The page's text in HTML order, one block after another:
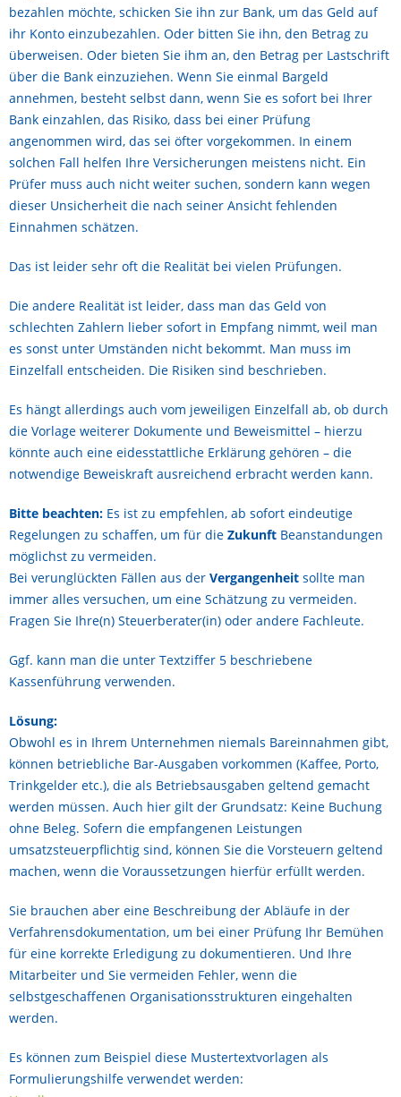
bezahlen möchte, schicken Sie ihn zur Bank, um das Geld auf
ihr Konto einzubezahlen. Oder bitten Sie ihn, den Betrag zu
überweisen. Oder bieten Sie ihm an, den Betrag per Lastschrift
über die Bank einzuziehen. Wenn Sie einmal Bargeld
annehmen, besteht selbst dann, wenn Sie es sofort bei Ihrer
Bank einzahlen, das Risiko, dass bei einer Prüfung
angenommen wird, das sei öfter vorgekommen. In einem
solchen Fall helfen Ihre Versicherungen meistens nicht. Ein
Prüfer muss auch nicht weiter suchen, sondern kann wegen
dieser Unsicherheit die nach seiner Ansicht fehlenden
Einnahmen schätzen.
Das ist leider sehr oft die Realität bei vielen Prüfungen.
Die andere Realität ist leider, dass man das Geld von
schlechten Zahlern lieber sofort in Empfang nimmt, weil man
es sonst unter Umständen nicht bekommt. Man muss im
Einzelfall entscheiden. Die Risiken sind beschrieben.
Es hängt allerdings auch vom jeweiligen Einzelfall ab, ob durch
die Vorlage weiterer Dokumente und Beweismittel – hierzu
könnte auch eine eidesstattliche Erklärung gehören – die
notwendige Beweiskraft ausreichend erbracht werden kann.
Bitte beachten: Es ist zu empfehlen, ab sofort eindeutige
Regelungen zu schaffen, um für die Zukunft Beanstandungen
möglichst zu vermeiden.
Bei verunglückten Fällen aus der Vergangenheit sollte man
immer alles versuchen, um eine Schätzung zu vermeiden.
Fragen Sie Ihre(n) Steuerberater(in) oder andere Fachleute.
Ggf. kann man die unter Textziffer 5 beschriebene
Kassenführung verwenden.
Lösung:
Obwohl es in Ihrem Unternehmen niemals Bareinnahmen gibt,
können betriebliche Bar-Ausgaben vorkommen (Kaffee, Porto,
Trinkgelder etc.), die als Betriebsausgaben geltend gemacht
werden müssen. Auch hier gilt der Grundsatz: Keine Buchung
ohne Beleg. Sofern die empfangenen Leistungen
umsatzsteuerpflichtig sind, können Sie die Vorsteuern geltend
machen, wenn die Voraussetzungen hierfür erfüllt werden.
Sie brauchen aber eine Beschreibung der Abläufe in der
Verfahrensdokumentation, um bei einer Prüfung Ihr Bemühen
für eine korrekte Erledigung zu dokumentieren. Und Ihre
Mitarbeiter und Sie vermeiden Fehler, wenn die
selbstgeschaffenen Organisationsstrukturen eingehalten
werden.
Es können zum Beispiel diese Mustertextvorlagen als
Formulierungshilfe verwendet werden: